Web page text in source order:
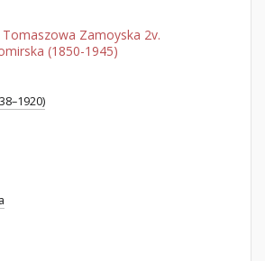
Zamoyska 2v.
(1850-1945)